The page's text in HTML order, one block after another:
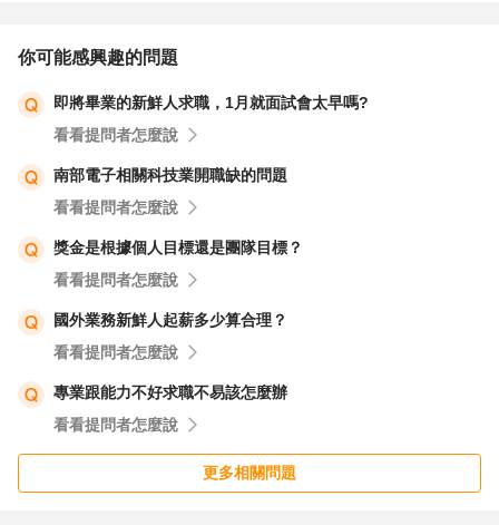
你可能感興趣的問題
即將畢業的新鮮人求職，1月就面試會太早嗎?
看看提問者怎麼說
南部電子相關科技業開職缺的問題
看看提問者怎麼說
獎金是根據個人目標還是團隊目標？
看看提問者怎麼說
國外業務新鮮人起薪多少算合理？
看看提問者怎麼說
專業跟能力不好求職不易該怎麼辦
看看提問者怎麼說
更多相關問題